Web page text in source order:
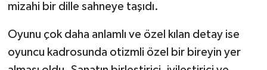
mizahi bir dille sahneye taşıdı.
Oyunu çok daha anlamlı ve özel kılan detay ise
oyuncu kadrosunda otizmli özel bir bireyin yer